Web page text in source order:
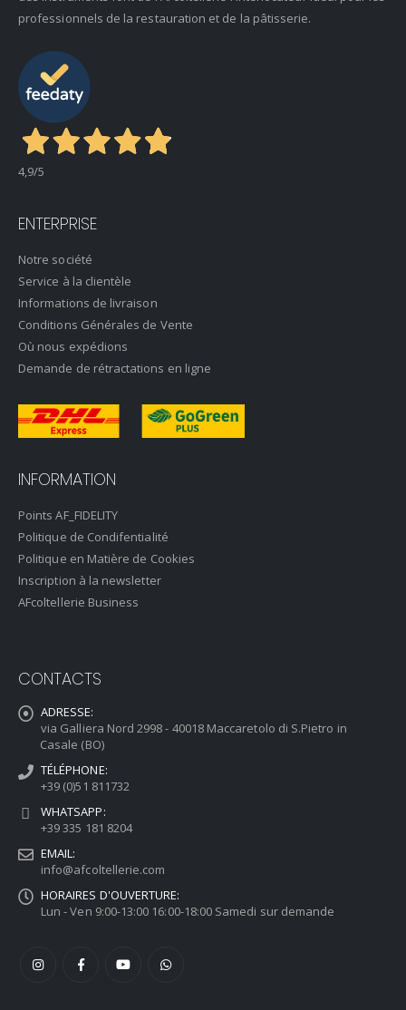
professionnels de la restauration et de la pâtisserie.
4,9/5
ENTERPRISE
Notre société
Service à la clientèle
Informations de livraison
Conditions Générales de Vente
Où nous expédions
Demande de rétractations en ligne
INFORMATION
Points AF_FIDELITY
Politique de Condifentialité
Politique en Matière de Cookies
Inscription à la newsletter
AFcoltellerie Business
CONTACTS
ADRESSE:
via Galliera Nord 2998 - 40018 Maccaretolo di S.Pietro in
Casale (BO)
TÉLÉPHONE:
+39 (0)51 811732
WHATSAPP:
+39 335 181 8204
EMAIL:
info@afcoltellerie.com
HORAIRES D'OUVERTURE:
Lun - Ven 9:00-13:00 16:00-18:00 Samedi sur demande